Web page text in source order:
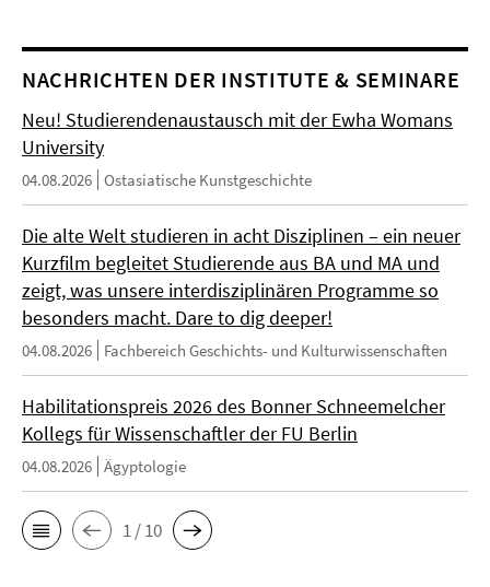
NACHRICHTEN DER INSTITUTE & SEMINARE
Neu! Studierendenaustausch mit der Ewha Womans
University
04.08.2026 Ostasiatische Kunstgeschichte
Die alte Welt studieren in acht Disziplinen – ein neuer
Kurzfilm begleitet Studierende aus BA und MA und
zeigt, was unsere interdisziplinären Programme so
besonders macht. Dare to dig deeper!
04.08.2026 Fachbereich Geschichts- und Kulturwissenschaften
Habilitationspreis 2026 des Bonner Schneemelcher
Kollegs für Wissenschaftler der FU Berlin
04.08.2026 Ägyptologie
1 / 10